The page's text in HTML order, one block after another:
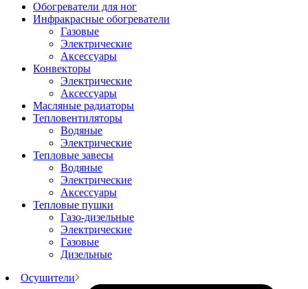
Обогреватели для ног
Инфракрасные обогреватели
Газовые
Электрические
Аксессуары
Конвекторы
Электрические
Аксессуары
Масляные радиаторы
Тепловентиляторы
Водяные
Электрические
Тепловые завесы
Водяные
Электрические
Аксессуары
Тепловые пушки
Газо-дизельные
Электрические
Газовые
Дизельные
Осушители